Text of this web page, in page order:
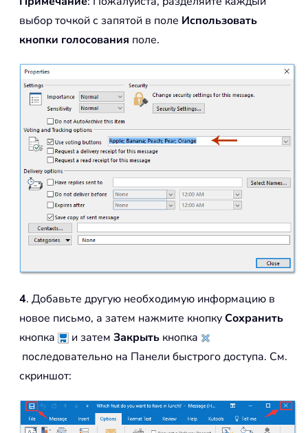
выбор точкой с запятой в поле Использовать
кнопки голосования поле.
4. Добавьте другую необходимую информацию в
новое письмо, а затем нажмите кнопкуСохранить
кнопка
и затем Закрыть кнопка
последовательно на Панели быстрого доступа. См.
скриншот: